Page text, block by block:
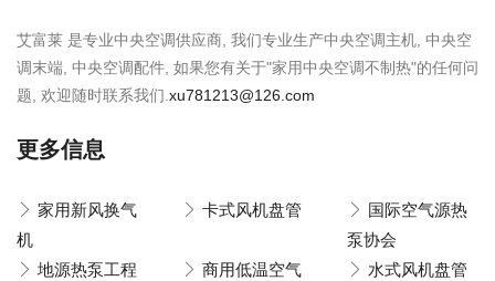
艾富莱 是专业中央空调供应商, 我们专业生产中央空调主机, 中央空
调末端, 中央空调配件, 如果您有关于"家用中央空调不制热"的任何问
题, 欢迎随时联系我们. xu781213@126.com
更多信息
家用新风换气
机
卡式风机盘管
国际空气源热
泵协会
地源热泵工程
商用低温空气
水式风机盘管